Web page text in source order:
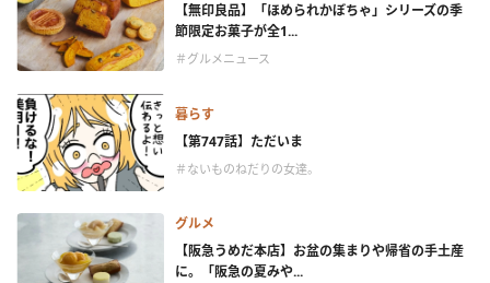
【無印良品】「ほめられかぼちゃ」シリーズの季
節限定お菓子が全1...
＃グルメニュース
暮らす
【第747話】ただいま
＃ないものねだりの女達。
グルメ
【阪急うめだ本店】お盆の集まりや帰省の手土産
に。「阪急の夏みや...